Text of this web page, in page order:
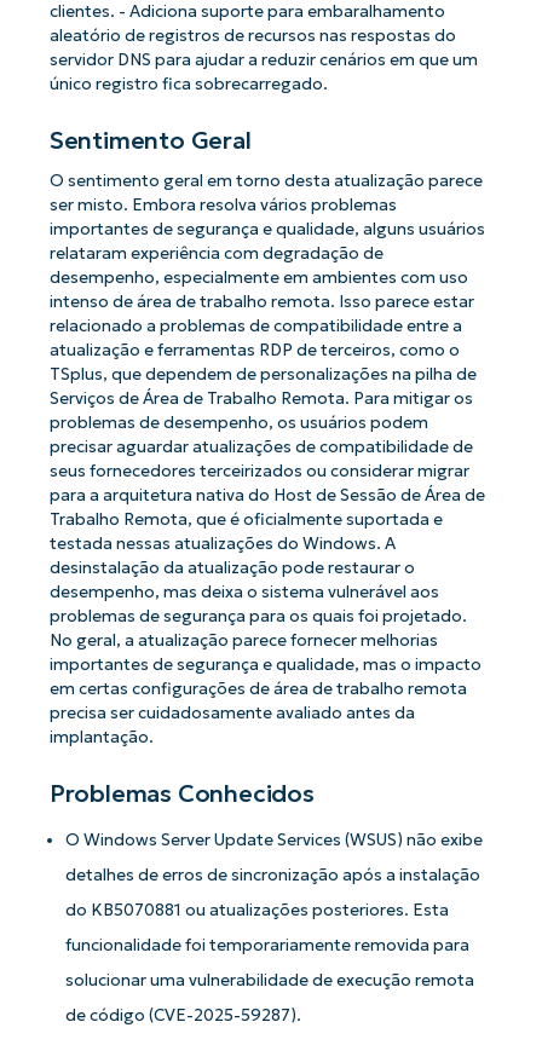
clientes. - Adiciona suporte para embaralhamento
aleatório de registros de recursos nas respostas do
servidor DNS para ajudar a reduzir cenários em que um
único registro fica sobrecarregado.
Sentimento Geral
O sentimento geral em torno desta atualização parece
ser misto. Embora resolva vários problemas
importantes de segurança e qualidade, alguns usuários
relataram experiência com degradação de
desempenho, especialmente em ambientes com uso
intenso de área de trabalho remota. Isso parece estar
relacionado a problemas de compatibilidade entre a
atualização e ferramentas RDP de terceiros, como o
TSplus, que dependem de personalizações na pilha de
Serviços de Área de Trabalho Remota. Para mitigar os
problemas de desempenho, os usuários podem
precisar aguardar atualizações de compatibilidade de
seus fornecedores terceirizados ou considerar migrar
para a arquitetura nativa do Host de Sessão de Área de
Trabalho Remota, que é oficialmente suportada e
testada nessas atualizações do Windows. A
desinstalação da atualização pode restaurar o
desempenho, mas deixa o sistema vulnerável aos
problemas de segurança para os quais foi projetado.
No geral, a atualização parece fornecer melhorias
importantes de segurança e qualidade, mas o impacto
em certas configurações de área de trabalho remota
precisa ser cuidadosamente avaliado antes da
implantação.
Problemas Conhecidos
O Windows Server Update Services (WSUS) não exibe
detalhes de erros de sincronização após a instalação
do KB5070881 ou atualizações posteriores. Esta
funcionalidade foi temporariamente removida para
solucionar uma vulnerabilidade de execução remota
de código (CVE-2025-59287).